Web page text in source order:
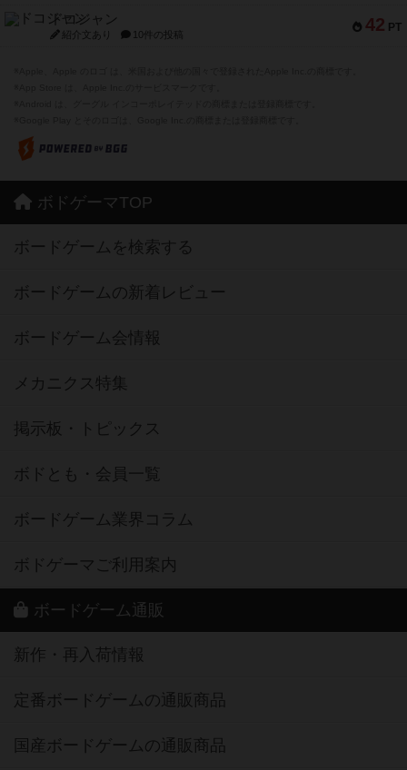
42 PT
ドコジャン
紹介文あり 10件の投稿
ボドゲーマTOP
ボードゲームを検索する
ボードゲームの新着レビュー
ボードゲーム会情報
メカニクス特集
掲示板・トピックス
ボドとも・会員一覧
ボードゲーム業界コラム
ボドゲーマご利用案内
ボードゲーム通販
新作・再入荷情報
定番ボードゲームの通販商品
国産ボードゲームの通販商品